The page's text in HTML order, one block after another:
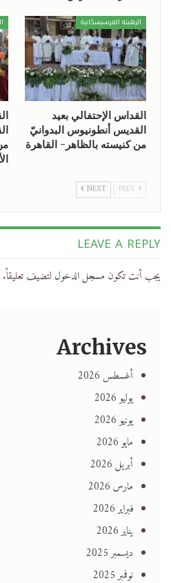
الرهبنة الفرنسيسكانية
القداس الإحتفالي بعيد
القديس أنطونيوس البدوانيّ
من كنيسته بالظاهر- القاهرة
NEXT
LEAVE A REPLY
يجب أنت تكون مسجل الدخول لتضيف تعليقاً.
Archives
أغسطس 2026
يوليو 2026
يونيو 2026
مايو 2026
أبريل 2026
مارس 2026
فبراير 2026
يناير 2026
ديسمبر 2025
نوفمبر 2025